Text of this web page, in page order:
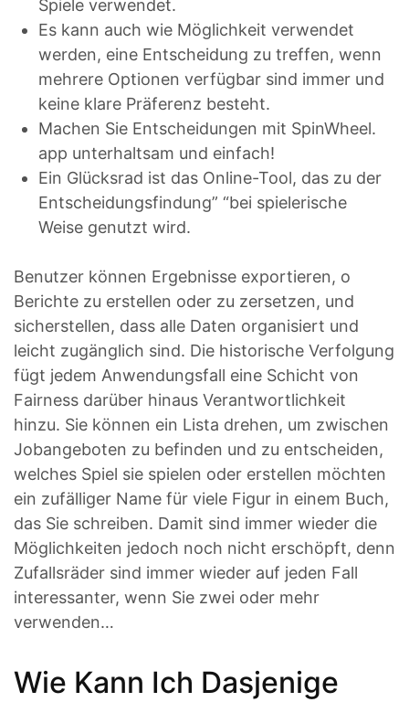
Spiele verwendet.
Es kann auch wie Möglichkeit verwendet
werden, eine Entscheidung zu treffen, wenn
mehrere Optionen verfügbar sind immer und
keine klare Präferenz besteht.
Machen Sie Entscheidungen mit SpinWheel.
app unterhaltsam und einfach!
Ein Glücksrad ist das Online-Tool, das zu der
Entscheidungsfindung” “bei spielerische
Weise genutzt wird.
Benutzer können Ergebnisse exportieren, o
Berichte zu erstellen oder zu zersetzen, und
sicherstellen, dass alle Daten organisiert und
leicht zugänglich sind. Die historische Verfolgung
fügt jedem Anwendungsfall eine Schicht von
Fairness darüber hinaus Verantwortlichkeit
hinzu. Sie können ein Lista drehen, um zwischen
Jobangeboten zu befinden und zu entscheiden,
welches Spiel sie spielen oder erstellen möchten
ein zufälliger Name für viele Figur in einem Buch,
das Sie schreiben. Damit sind immer wieder die
Möglichkeiten jedoch noch nicht erschöpft, denn
Zufallsräder sind immer wieder auf jeden Fall
interessanter, wenn Sie zwei oder mehr
verwenden…
Wie Kann Ich Dasjenige